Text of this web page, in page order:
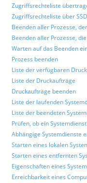
Zugriffsrechteliste
Zugriffsrechteliste über
Beenden aller Prozesse,
Beenden aller Prozesse,
Warten auf das Beenden
Prozess beenden
Liste der verfügbaren
Liste der Druckaufträge
Druckaufträge beenden
Liste der laufenden
Liste der beendeten
Prüfen, ob ein
Abhängige Systemdienste
Starten eines lokalen
Starten eines entfernten
Eigenschaften eines
Erreichbarkeit eines